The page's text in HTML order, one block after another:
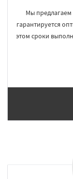
Мы
гарантируется
этом сроки